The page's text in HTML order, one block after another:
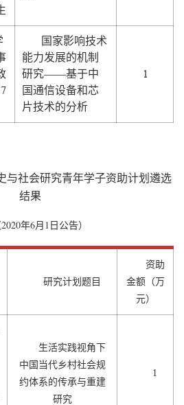
国家影响技术
能力发展的机制
研究——基于中
国通信设备和芯
片技术的分析
1
与社会研究青年学子资助计划遴选
结果
2020年6月 1 日公告）
研究计划题目
资助
金额（万
元）
生活实践视角下
中国当代乡村社会规
约体系的传承与重建
研究
1